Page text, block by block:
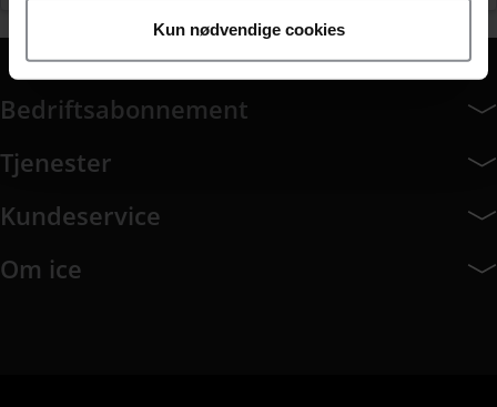
Kun nødvendige cookies
Bedriftsabonnement
Tjenester
Kundeservice
Om ice